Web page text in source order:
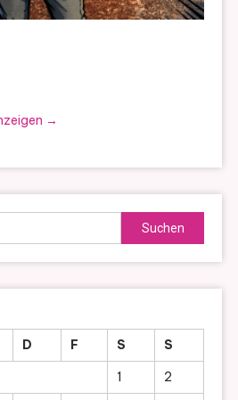
→
Suchen
nach:
D F S
S
1
2